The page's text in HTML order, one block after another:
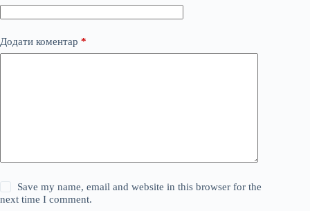
Додати коментар *
Save my name, email and website in this browser for the
next time I comment.